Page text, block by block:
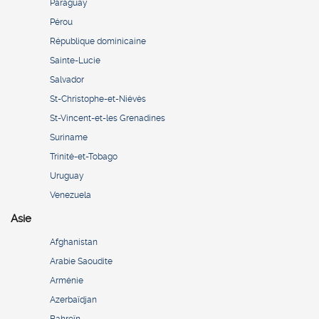
Paraguay
Pérou
République dominicaine
Sainte-Lucie
Salvador
St-Christophe-et-Niévès
St-Vincent-et-les Grenadines
Suriname
Trinité-et-Tobago
Uruguay
Venezuela
Asie
Afghanistan
Arabie Saoudite
Arménie
Azerbaïdjan